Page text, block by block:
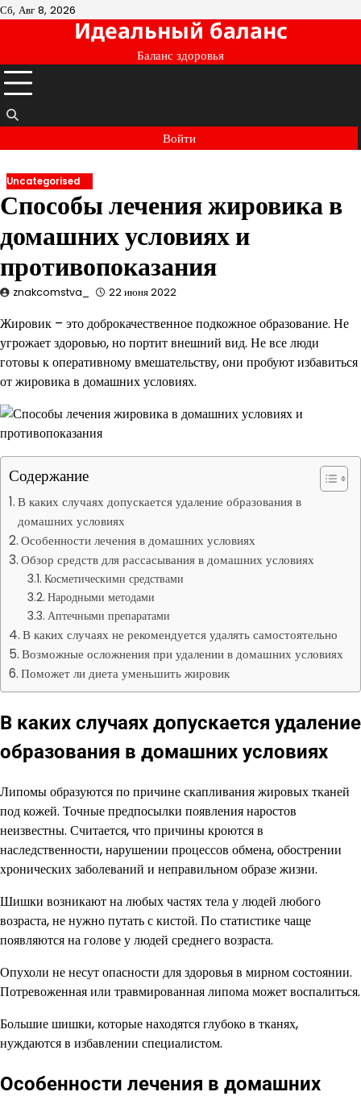
Перейти
Сб, Авг 8, 2026
Идеальный баланс
Баланс здоровья
Войти
Uncategorised
Способы лечения жировика в
домашних условиях и
противопоказания
znakcomstva_ 22 июня 2022
Жировик – это доброкачественное подкожное образование. Не
угрожает здоровью, но портит внешний вид. Не все люди
готовы к оперативному вмешательству, они пробуют избавиться
от жировика в домашних условиях.
Содержание
В каких случаях допускается удаление образования в
домашних условиях
Особенности лечения в домашних условиях
Обзор средств для рассасывания в домашних условиях
Косметическими средствами
Народными методами
Аптечными препаратами
В каких случаях не рекомендуется удалять самостоятельно
Возможные осложнения при удалении в домашних условиях
Поможет ли диета уменьшить жировик
В каких случаях допускается удаление
образования в домашних условиях
Липомы образуются по причине скапливания жировых тканей
под кожей. Точные предпосылки появления наростов
неизвестны. Считается, что причины кроются в
наследственности, нарушении процессов обмена, обострении
хронических заболеваний и неправильном образе жизни.
Шишки возникают на любых частях тела у людей любого
возраста, не нужно путать с кистой. По статистике чаще
появляются на голове у людей среднего возраста.
Опухоли не несут опасности для здоровья в мирном состоянии.
Потревоженная или травмированная липома может воспалиться.
Большие шишки, которые находятся глубоко в тканях,
нуждаются в избавлении специалистом.
Особенности лечения в домашних